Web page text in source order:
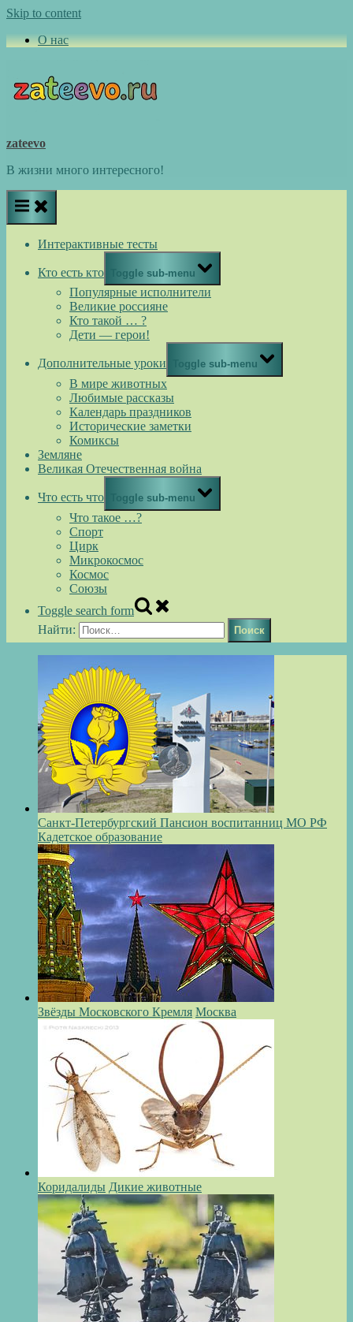
Skip to content
О нас
zateevo
В жизни много интересного!
Интерактивные тесты
Кто есть кто Toggle sub-menu
Популярные исполнители
Великие россияне
Кто такой … ?
Дети — герои!
Дополнительные уроки Toggle sub-menu
В мире животных
Любимые рассказы
Календарь праздников
Исторические заметки
Комиксы
Земляне
Великая Отечественная война
Что есть что Toggle sub-menu
Что такое …?
Спорт
Цирк
Микрокосмос
Космос
Союзы
Toggle search form
Найти:
Санкт-Петербургский Пансион воспитанниц МО РФ
Кадетское образование
Звёзды Московского Кремля Москва
Коридалиды Дикие животные